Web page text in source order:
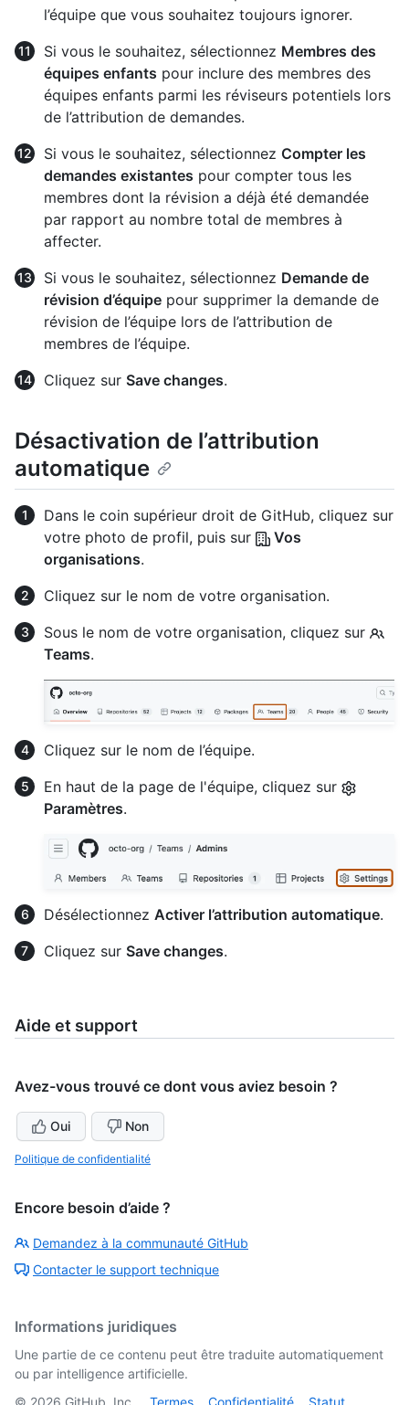
l’équipe que vous souhaitez toujours ignorer.
Si vous le souhaitez, sélectionnez Membres des
équipes enfants pour inclure des membres des
équipes enfants parmi les réviseurs potentiels lors
de l’attribution de demandes.
Si vous le souhaitez, sélectionnez Compter les
demandes existantes pour compter tous les
membres dont la révision a déjà été demandée
par rapport au nombre total de membres à
affecter.
Si vous le souhaitez, sélectionnez Demande de
révision d’équipe pour supprimer la demande de
révision de l’équipe lors de l’attribution de
membres de l’équipe.
Cliquez sur Save changes.
Désactivation de l’attribution
automatique
Dans le coin supérieur droit de GitHub, cliquez sur
votre photo de profil, puis sur
Vos
organisations.
Cliquez sur le nom de votre organisation.
Sous le nom de votre organisation, cliquez sur
Teams.
Cliquez sur le nom de l’équipe.
En haut de la page de l'équipe, cliquez sur
Paramètres.
Désélectionnez Activer l’attribution automatique.
Cliquez sur Save changes.
Aide et support
Avez-vous trouvé ce dont vous aviez besoin ?
Oui Non
Politique de confidentialité
Encore besoin d’aide ?
Demandez à la communauté GitHub
Contacter le support technique
Informations juridiques
Une partie de ce contenu peut être traduite automatiquement
ou par intelligence artificielle.